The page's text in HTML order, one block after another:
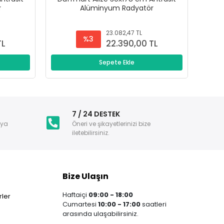
Alüminyum Radyatör
%3
23.082,47 TL
22.390,00 TL
Sepete Ekle
7 / 24 DESTEK
Öneri ve şikayetlerinizi bize
iletebilirsiniz.
Bize Ulaşın
Haftaiçi 09:00 - 18:00
Cumartesi 10:00 - 17:00saatleri
arasında ulaşabilirsiniz.